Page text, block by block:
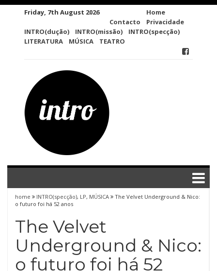
Friday, 7th August 2026
Contacto
Home
Privacidade
INTRO(dução)
INTRO(missão)
INTRO(specção)
LITERATURA
MÚSICA TEATRO
home INTRO(specção), LP, MÚSICA
The Velvet Underground & Nico:
o futuro foi há 52 anos
The Velvet
Underground & Nico:
o futuro foi há 52